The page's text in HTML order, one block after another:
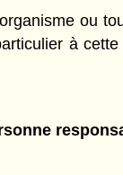
ou
à